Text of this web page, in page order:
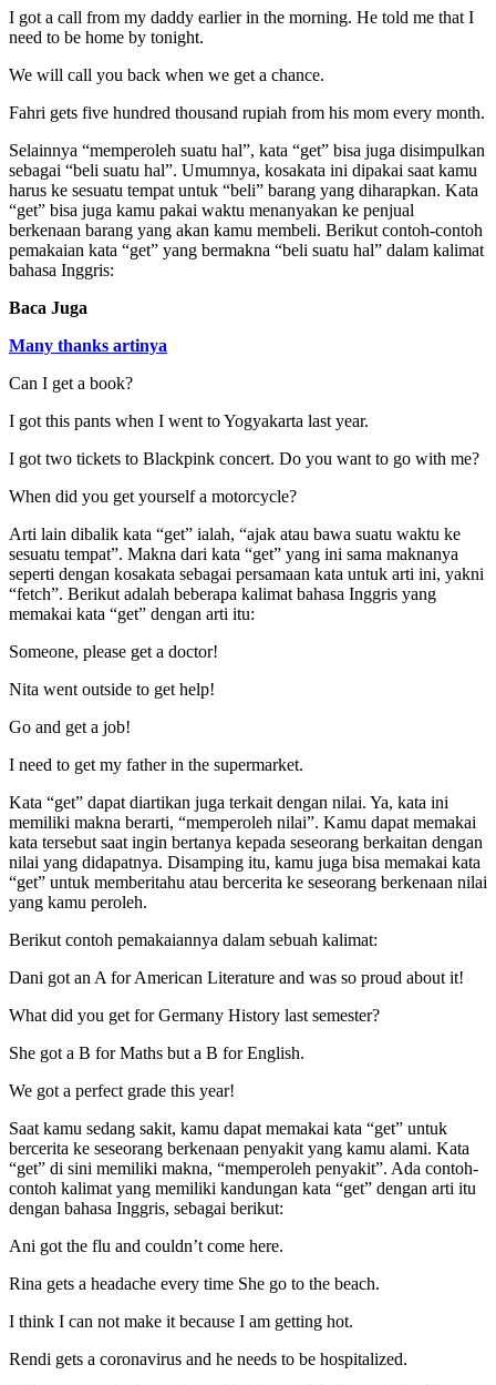
I got a call from my daddy earlier in the morning. He told me that I
need to be home by tonight.
We will call you back when we get a chance.
Fahri gets five hundred thousand rupiah from his mom every month.
Selainnya “memperoleh suatu hal”, kata “get” bisa juga disimpulkan
sebagai “beli suatu hal”. Umumnya, kosakata ini dipakai saat kamu
harus ke sesuatu tempat untuk “beli” barang yang diharapkan. Kata
“get” bisa juga kamu pakai waktu menanyakan ke penjual
berkenaan barang yang akan kamu membeli. Berikut contoh-contoh
pemakaian kata “get” yang bermakna “beli suatu hal” dalam kalimat
bahasa Inggris:
Baca Juga
Many thanks artinya
Can I get a book?
I got this pants when I went to Yogyakarta last year.
I got two tickets to Blackpink concert. Do you want to go with me?
When did you get yourself a motorcycle?
Arti lain dibalik kata “get” ialah, “ajak atau bawa suatu waktu ke
sesuatu tempat”. Makna dari kata “get” yang ini sama maknanya
seperti dengan kosakata sebagai persamaan kata untuk arti ini, yakni
“fetch”. Berikut adalah beberapa kalimat bahasa Inggris yang
memakai kata “get” dengan arti itu:
Someone, please get a doctor!
Nita went outside to get help!
Go and get a job!
I need to get my father in the supermarket.
Kata “get” dapat diartikan juga terkait dengan nilai. Ya, kata ini
memiliki makna berarti, “memperoleh nilai”. Kamu dapat memakai
kata tersebut saat ingin bertanya kepada seseorang berkaitan dengan
nilai yang didapatnya. Disamping itu, kamu juga bisa memakai kata
“get” untuk memberitahu atau bercerita ke seseorang berkenaan nilai
yang kamu peroleh.
Berikut contoh pemakaiannya dalam sebuah kalimat:
Dani got an A for American Literature and was so proud about it!
What did you get for Germany History last semester?
She got a B for Maths but a B for English.
We got a perfect grade this year!
Saat kamu sedang sakit, kamu dapat memakai kata “get” untuk
bercerita ke seseorang berkenaan penyakit yang kamu alami. Kata
“get” di sini memiliki makna, “memperoleh penyakit”. Ada contoh-
contoh kalimat yang memiliki kandungan kata “get” dengan arti itu
dengan bahasa Inggris, sebagai berikut:
Ani got the flu and couldn’t come here.
Rina gets a headache every time She go to the beach.
I think I can not make it because I am getting hot.
Rendi gets a coronavirus and he needs to be hospitalized.